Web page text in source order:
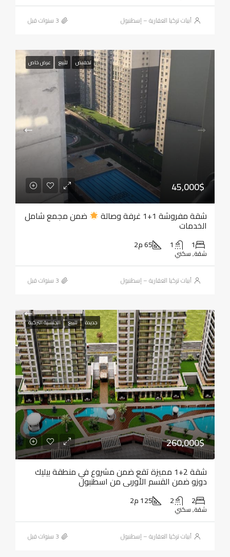
أبيات تركيا العقارية – إسطنبول
تخفيض للبيع عرض خاص
45,000$
شقة مفروشة 1+1 غرفة وصالة ضمن مجمع شامل
الخدمات
1
1 65 م2
شقة, سكني
أبيات تركيا العقارية – إسطنبول
جديدة للبيع الجنسية التركية
260,000$
شقة 2+1 مميزة تقع ضمن مشروع في منطقة بيليك
دوزو ضمن القسم الأوربي من اسطنبول
2
2 125 م2
شقة, سكني
أبيات تركيا العقارية – إسطنبول